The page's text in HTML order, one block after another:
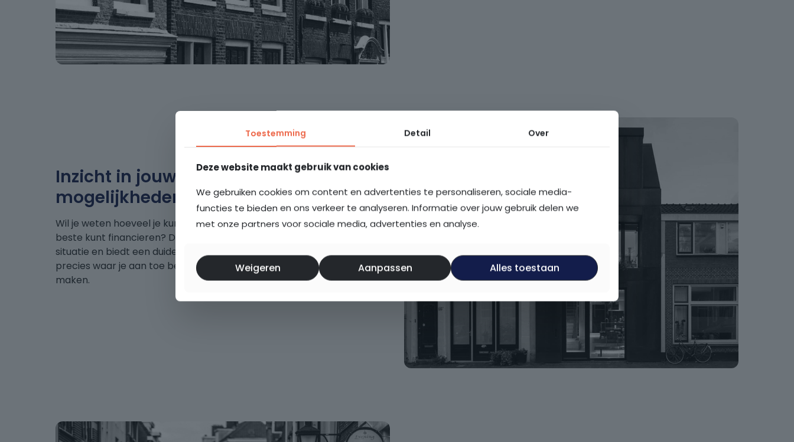
Inzicht in jouw financiële
mogelijkheden
Wil je weten hoeveel je kunt lenen of hoe je jouw woonplannen het
beste kunt financieren? De Hypotheekshop analyseert jouw financiële
situatie en biedt een duidelijk overzicht van je mogelijkheden. Zo weet je
precies waar je aan toe bent en kun je met vertrouwen de juiste keuzes
maken.
Toestemming Detail Over
Deze website maakt gebruik van cookies
We gebruiken cookies om content en advertenties te personaliseren, sociale media-
functies te bieden en ons verkeer te analyseren. Informatie over jouw gebruik delen we
met onze partners voor sociale media, advertenties en analyse.
Weigeren Aanpassen Alles toestaan